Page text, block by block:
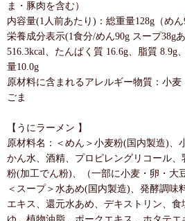
ま・豚肉を含む）
内容量(1人前あたり)：総重量128g（めん
栄養成分表示(1食分/めん90g スープ38g
516.3kcal、たんぱく質 16.6g、脂質 8.9g
量10.0g
原材料に含まれるアレルギー物質：小麦
ごま
【うにラーメン 】
原材料名：＜めん＞小麦粉(国内製造)、
かん水、酒精、プロピレングリコール
粉(加工でん粉)、（一部に小麦・卵・大
＜スープ＞水あめ(国内製造)、発酵調味
エキス、還元水あめ、デキストリン、